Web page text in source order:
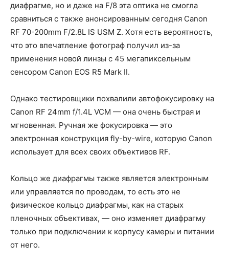
диафрагме, но и даже на F/8 эта оптика не смогла
сравниться с также анонсированным сегодня Canon
RF 70-200mm F/2.8L IS USM Z. Хотя есть вероятность,
что это впечатление фотограф получил из-за
применения новой линзы с 45 мегапиксельным
сенсором Canon EOS R5 Mark II.
Однако тестировщики похвалили автофокусировку на
Canon RF 24mm f/1.4L VCM — она очень быстрая и
мгновенная. Ручная же фокусировка — это
электронная конструкция fly-by-wire, которую Canon
использует для всех своих объективов RF.
Кольцо же диафрагмы также является электронным
или управляется по проводам, то есть это не
физическое кольцо диафрагмы, как на старых
пленочных объективах, — оно изменяет диафрагму
только при подключении к корпусу камеры и питании
от него.